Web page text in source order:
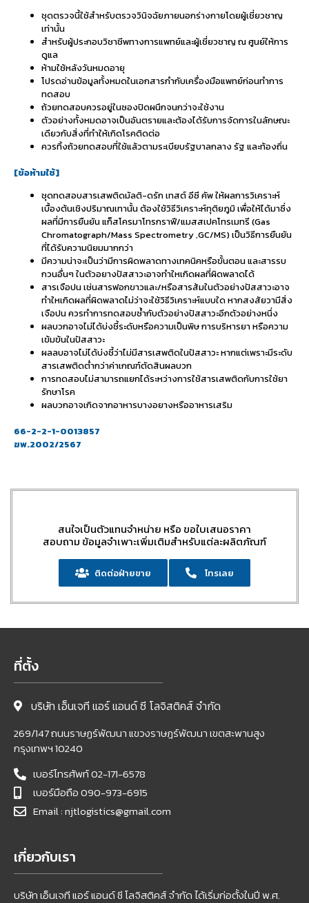
ชุดตรวจนี้ใช้สำหรับตรวจวินิจฉัยภายนอกร่างกายโดยผู้เชี่ยวชาญ
เท่านั้น
สำหรับผู้ประกอบวิชาชีพทางการแพทย์และผู้เชี่ยวชาญ ณ ศูนย์ให้การ
ดูแล
ห้ามใช้หลังวันหมดอายุ
โปรดอ่านข้อมูลทั้งหมดในเอกสารกำกับเครื่องมือแพทย์ก่อนทำการ
ทดสอบ
ถ้วยทดสอบควรอยู่ในซองปิดผนึกจนกว่าจะใช้งาน
ตัวอย่างทั้งหมดอาจเป็นอันตรายและต้องได้รับการจัดการในลักษณะ
เดียวกับสิ่งที่ทำให้เกิดโรคติดต่อ
ควรทิ้งถ้วยทดสอบที่ใช้แล้วตามระเบียบรัฐบาลกลาง รัฐ และท้องถิ่น
[ข้อห้ามใช้]
ชุดทดสอบสารเสพติดมัลติ-ดรัก เทสต์ อีซี คัพ ให้ผลการวิเคราะห์
เบื้องต้นเชิงปริมาณเทานั้น ต้องใช้วิธีวิเคราะห์ทุติยภูมิ เพื่อให้ได้มาซึ่ง
ผลที่มีการยืนยัน แก็สโครมาโทรกราฟี/แมสสเปคโทรเมทรี (Gas
Chromatograph/Mass Spectrometry ,GC/MS) เป็นวิธีการยืนยัน
ที่ได้รับความนิยมมากกว่า
มีความน่าจะเป็นว่ามีการผิดพลาดทางเทคนิคหรือขั้นตอน และสารรบ
กวนอื่นๆ ในตัวอยางปัสสาวะอาจทําใหเกิดผลที่ผิดพลาดได้
สารเจือปน เช่นสารฟอกขาวและ/หรือสารส้มในตัวอย่างปัสสาวะอาจ
ทําใหเกิดผลที่ผิดพลาดไม่ว่าจะใช้วิธีวิเคราะห์แบบใด หากสงสัยวามีสิ่ง
เจือปน ควรทําการทดสอบซ้ำกับตัวอย่างปัสสาวะอีกตัวอย่างหนึ่ง
ผลบวกอาจไม่ได้บ่งชี้ระดับหรือความเป็นพิษ การบริหารยา หรือความ
เข้มข้นในปัสสาวะ
ผลลบอาจไม่ได้บ่งชี้ว่าไม่มีสารเสพติดในปัสสาวะ หากแต่เพราะมีระดับ
สารเสพติดต่ำกว่าค่าเกณฑ์ตัดสินผลบวก
การทดสอบไม่สามารถแยกได้ระหว่างการใช้สารเสพติดกับการใช้ยา
รักษาโรค
ผลบวกอาจเกิดจากอาหารบางอยางหรืออาหารเสริม
66-2-2-1-0013857
ฆพ.2002/2567
สนใจเป็นตัวแทนจำหน่าย หรือ ขอใบเสนอราคา
สอบถาม ข้อมูลจำเพาะเพิ่มเติมสำหรับแต่ละผลิตภัณฑ์
ติดต่อฝ่ายขาย โทรเลย
ที่ตั้ง
บริษัท เอ็นเจที แอร์ แอนด์ ซี โลจิสติคส์ จำกัด
269/147 ถนนราษฏร์พัฒนา แขวงราษฎร์พัฒนา เขตสะพานสูง
กรุงเทพฯ 10240
เบอร์โทรศัพท์ 02-171-6578
เบอร์มือถือ 090-973-6915
Email : njtlogistics@gmail.com
เกี่ยวกับเรา
บริษัท เอ็นเจที แอร์ แอนด์ ซี โลจิสติคส์ จำกัด ได้เริ่มก่อตั้งในปี พ.ศ.